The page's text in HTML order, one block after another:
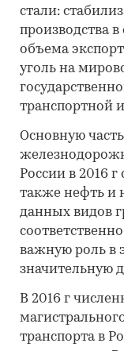
стали:
производства в
объема
уголь на
транспортной
Основную
России в 2016
также нефть и
данных видов
важную роль в
значительную
В 2016 г
транспорта в